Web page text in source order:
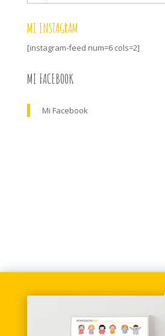
MI INSTAGRAM
[instagram-feed num=6 cols=2]
MI FACEBOOK
Mi Facebook